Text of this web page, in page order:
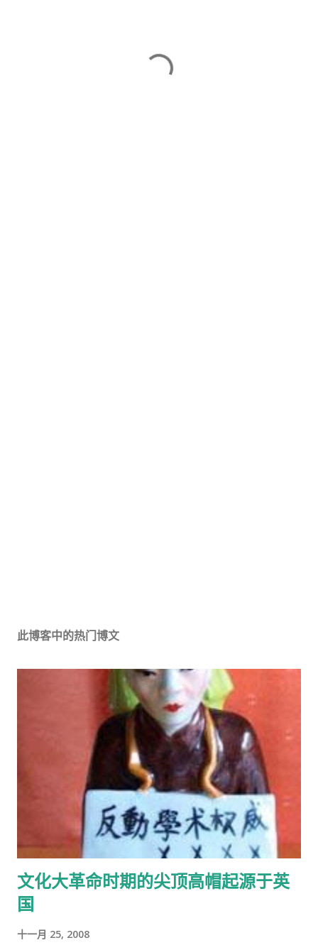
此博客中的热门博文
文化大革命时期的尖顶高帽起源于英
国
十一月 25, 2008